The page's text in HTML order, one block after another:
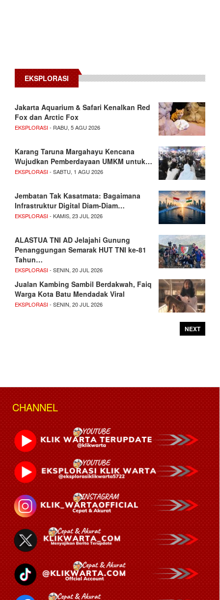
EKSPLORASI
Jakarta Aquarium & Safari Kenalkan Red
Fox dan Arctic Fox
EKSPLORASI- RABU, 5 AGU 2026
Karang Taruna Margahayu Kencana
Wujudkan Pemberdayaan UMKM untuk…
EKSPLORASI- SABTU, 1 AGU 2026
Jembatan Tak Kasatmata: Bagaimana
Infrastruktur Digital Diam-Diam…
EKSPLORASI- KAMIS, 23 JUL 2026
ALASTUA TNI AD Jelajahi Gunung
Penanggungan Semarak HUT TNI ke-81
Tahun…
EKSPLORASI- SENIN, 20 JUL 2026
Jualan Kambing Sambil Berdakwah, Faiq
Warga Kota Batu Mendadak Viral
EKSPLORASI- SENIN, 20 JUL 2026
NEXT
CHANNEL